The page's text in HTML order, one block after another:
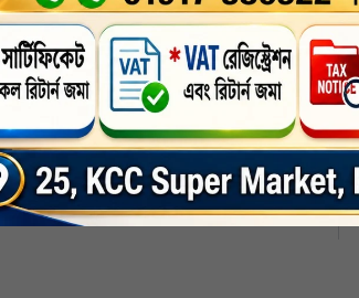
দাবিতে স্মারক লিপি পেশ